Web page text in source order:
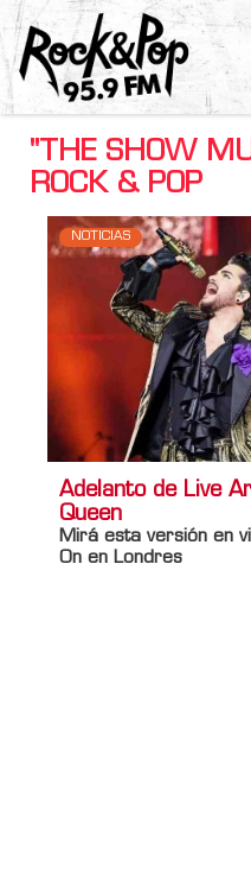
"THE SHOW
ROCK & POP
NOTICIAS
Adelanto de Live
Queen
Mirá esta versión en
On en Londres